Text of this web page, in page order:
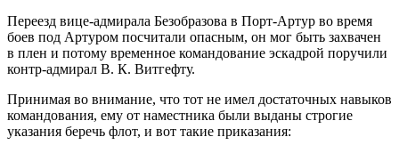
Переезд вице-адмирала Безобразова в Порт-Артур во время
боев под Артуром посчитали опасным, он мог быть захвачен
в плен и потому временное командование эскадрой поручили
контр-адмирал В. К. Витгефту.
Принимая во внимание, что тот не имел достаточных навыков
командования, ему от наместника были выданы строгие
указания беречь флот, и вот такие приказания: